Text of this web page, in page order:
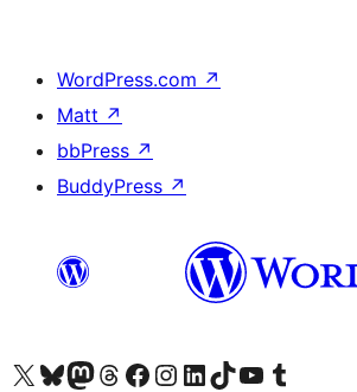
WordPress.com ↗
Matt ↗
bbPress ↗
BuddyPress ↗
Visit our X (formerly Twitter) account
Visit our Bluesky account
Visit our Mastodon account
Visit our Threads account
Visit our Facebook page
Visit our Instagram account
Visit our LinkedIn account
Visit our TikTok account
Näytä YouTube-kanava
Visit our Tumblr account